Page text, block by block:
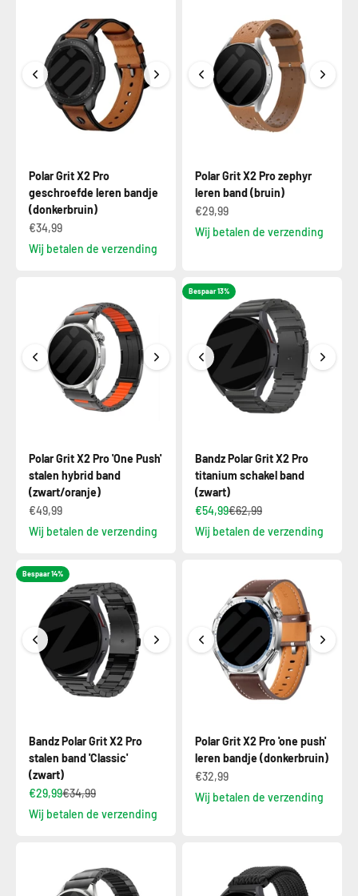
Polar Grit X2 Pro
geschroefde leren bandje
(donkerbruin)
€34,99
Wij betalen de verzending
Polar Grit X2 Pro zephyr
leren band (bruin)
€29,99
Wij betalen de verzending
Polar Grit X2 Pro 'One Push'
stalen hybrid band
(zwart/oranje)
€49,99
Wij betalen de verzending
Bespaar 13%
Bandz Polar Grit X2 Pro
titanium schakel band
(zwart)
€54,99€62,99
Wij betalen de verzending
Bespaar 14%
Bandz Polar Grit X2 Pro
stalen band 'Classic'
(zwart)
€29,99€34,99
Wij betalen de verzending
Polar Grit X2 Pro 'one push'
leren bandje (donkerbruin)
€32,99
Wij betalen de verzending